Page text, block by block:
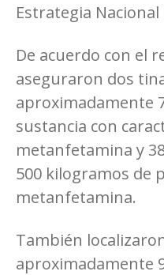
Estrategia
De acuerdo con el
aseguraron dos
aproximadamente
sustancia con
metanfetamina y
500 kilogramos de
metanfetamina.
También
aproximadamente